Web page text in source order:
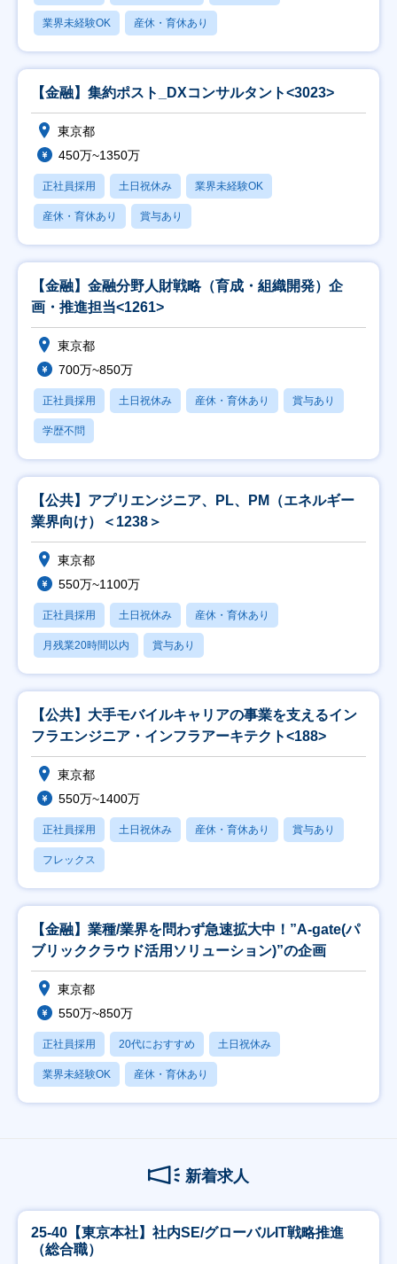
業界未経験OK 産休・育休あり
【金融】集約ポスト_DXコンサルタント<3023>
東京都
450万~1350万
正社員採用 土日祝休み 業界未経験OK
産休・育休あり 賞与あり
【金融】金融分野人財戦略（育成・組織開発）企
画・推進担当<1261>
東京都
700万~850万
正社員採用 土日祝休み 産休・育休あり 賞与あり
学歴不問
【公共】アプリエンジニア、PL、PM（エネルギー
業界向け）＜1238＞
東京都
550万~1100万
正社員採用 土日祝休み 産休・育休あり
月残業20時間以内 賞与あり
【公共】大手モバイルキャリアの事業を支えるイン
フラエンジニア・インフラアーキテクト<188>
東京都
550万~1400万
正社員採用 土日祝休み 産休・育休あり 賞与あり
フレックス
【金融】業種/業界を問わず急速拡大中！”A-gate(パ
ブリッククラウド活用ソリューション)”の企画
東京都
550万~850万
正社員採用 20代におすすめ 土日祝休み
業界未経験OK 産休・育休あり
新着求人
25-40【東京本社】社内SE/グローバルIT戦略推進
（総合職）